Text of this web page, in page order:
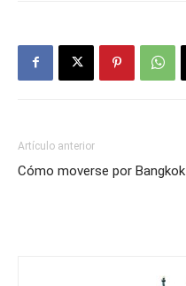
Artículo anterior
Cómo moverse por Bangkok